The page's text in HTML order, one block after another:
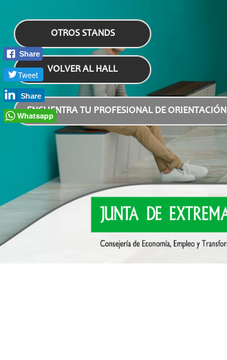
OTROS STANDS
VOLVER AL HALL
ENCUENTRA TU PROFESIONAL DE ORIENTACIÓN
Share
Tweet
Share
Whatsapp